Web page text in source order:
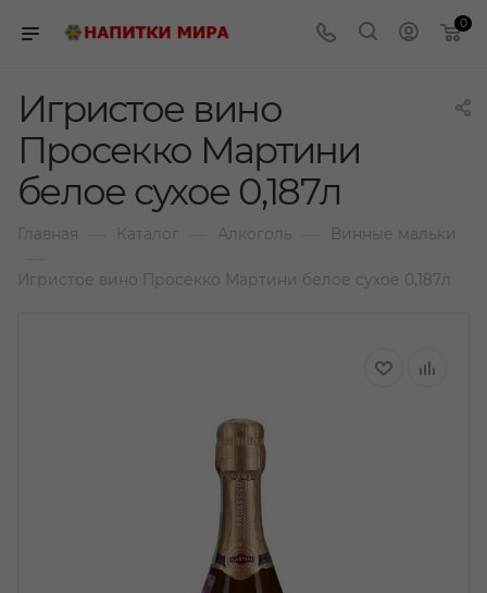
0
Игристое вино
Просекко Мартини
белое сухое 0,187л
Главная Каталог Алкоголь Винные мальки
Игристое вино Просекко Мартини белое сухое 0,187л